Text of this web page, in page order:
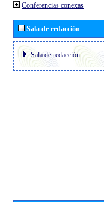
Conferencias conexas
Sala de redacción
Sala de redacción